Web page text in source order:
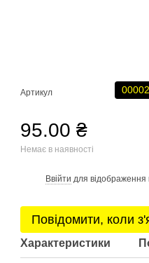
Артикул
95.00 ₴
Немає в наявності
Ввійти для відображення
Повідомити, коли
Характеристики